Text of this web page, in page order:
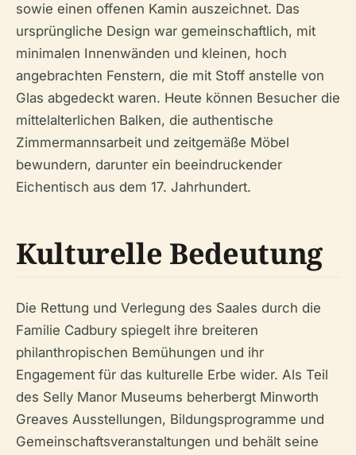
sowie einen offenen Kamin auszeichnet. Das
ursprüngliche Design war gemeinschaftlich, mit
minimalen Innenwänden und kleinen, hoch
angebrachten Fenstern, die mit Stoff anstelle von
Glas abgedeckt waren. Heute können Besucher die
mittelalterlichen Balken, die authentische
Zimmermannsarbeit und zeitgemäße Möbel
bewundern, darunter ein beeindruckender
Eichentisch aus dem 17. Jahrhundert.
Kulturelle Bedeutung
Die Rettung und Verlegung des Saales durch die
Familie Cadbury spiegelt ihre breiteren
philanthropischen Bemühungen und ihr
Engagement für das kulturelle Erbe wider. Als Teil
des Selly Manor Museums beherbergt Minworth
Greaves Ausstellungen, Bildungsprogramme und
Gemeinschaftsveranstaltungen und behält seine